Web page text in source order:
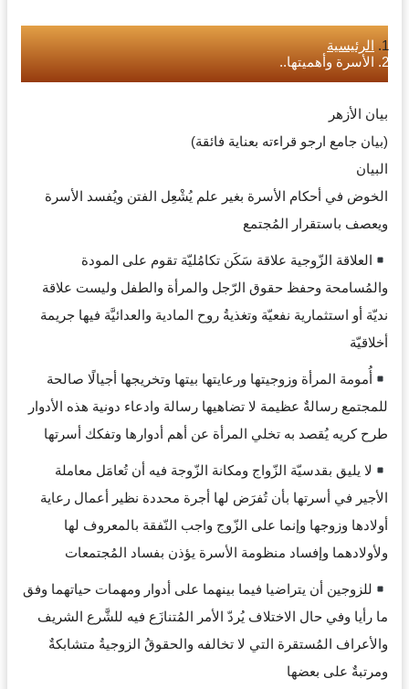
الرئيسية
الأسرة وأهميتها..
بيان الأزهر
(بيان جامع ارجو قراءته بعناية فائقة)
البيان
الخوض في أحكام الأسرة بغير علم يُشْعِل الفتن ويُفسد الأسرة
ويعصف باستقرار المُجتمع
العلاقة الزّوجية علاقة سَكَن تكامُليّة تقوم على المودة
والمُسامحة وحفظ حقوق الرّجل والمرأة والطفل وليست علاقة
نديّة أو استثمارية نفعيّة وتغذيةُ روح المادية والعدائيَّة فيها جريمة
أخلاقيّة
أُمومة المرأة وزوجيتها ورعايتها بيتها وتخريجها أجيالًا صالحة
للمجتمع رسالةٌ عظيمة لا تضاهيها رسالة وادعاء دونية هذه الأدوار
طرح كريه يُقصد به تخلي المرأة عن أهم أدوارها وتفكك أسرتها
لا يليق بقدسيّة الزّواج ومكانة الزّوجة فيه أن تُعامَل معاملة
الأجير في أسرتها بأن تُفرَض لها أجرة محددة نظير أعمال رعاية
أولادها وزوجها وإنما على الزّوج واجب النّفقة بالمعروف لها
ولأولادهما وإفساد منظومة الأسرة يؤذن بفساد المُجتمعات
للزوجين أن يتراضيا فيما بينهما على أدوار ومهمات حياتهما وفق
ما رأيا وفي حال الاختلاف يُردّ الأمر المُتنازَع فيه للشَّرع الشريف
والأعراف المُستقرة التي لا تخالفه والحقوقُ الزوجيةُ متشابكةٌ
ومرتبةٌ على بعضها